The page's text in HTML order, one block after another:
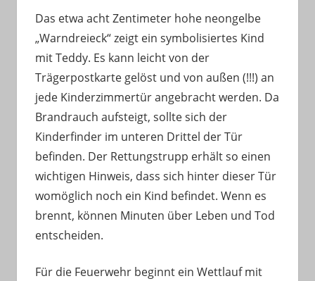
Das etwa acht Zentimeter hohe neongelbe
„Warndreieck“ zeigt ein symbolisiertes Kind
mit Teddy. Es kann leicht von der
Trägerpostkarte gelöst und von außen (!!!) an
jede Kinderzimmertür angebracht werden. Da
Brandrauch aufsteigt, sollte sich der
Kinderfinder im unteren Drittel der Tür
befinden. Der Rettungstrupp erhält so einen
wichtigen Hinweis, dass sich hinter dieser Tür
womöglich noch ein Kind befindet. Wenn es
brennt, können Minuten über Leben und Tod
entscheiden.
Für die Feuerwehr beginnt ein Wettlauf mit